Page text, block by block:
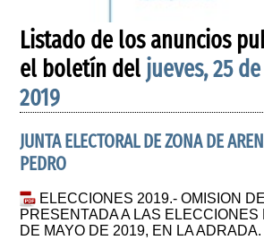
Listado de los anuncios
el boletín del jueves, 25
2019
JUNTA ELECTORAL DE ZONA DE
PEDRO
ELECCIONES 2019.- OMISION
PRESENTADA A LAS
DE MAYO DE 2019, EN LA ADRADA.